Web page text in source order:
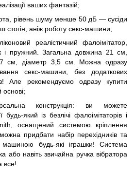
ваших фантазій;
рівень шуму менше 50 дБ — сусіди
стогін, аніж роботу секс-машини;
реалістичний фалоімітатор,
і пружний. Загальна довжина 21 см,
см, діаметр 3,5 см. Можна одразу
секс-машини, без додаткових
Але рекомендуємо одразу купити
основі;
конструкція: ви можете
який із безлічі фалоімітаторів і
оснащений системою кріплення
придбати набір перехідників та
машиною будь-які іграшки! Система
або навіть звичайна ручка вібратора
все!